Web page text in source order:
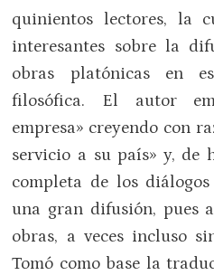
quinientos lectores, la
interesantes sobre la
obras platónicas en
filosófica. El autor
empresa» creyendo con
servicio a su país» y, de
completa de los
una gran difusión, pues
obras, a veces incluso
Tomó como base la